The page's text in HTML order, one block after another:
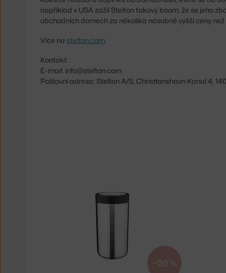
například v USA zažil Stelton takový boom, že se jeho
obchodních domech za několika násobně vyšší ceny
Více na stelton.com.
Kontakt:
E-mail: info@stelton.com
Poštovní adresa: Stelton A/S, Christianshavn Kanal 4,
−20 %